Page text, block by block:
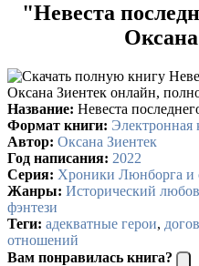
"Невеста
Название: Невеста
Формат книги: Электронная
Автор: Оксана Зиентек
Год написания: 2022
Серия: Хроники Люнборга и
Жанры: Исторический
фэнтези
Теги: адекватные герои,
отношений
Вам понравилась книга?